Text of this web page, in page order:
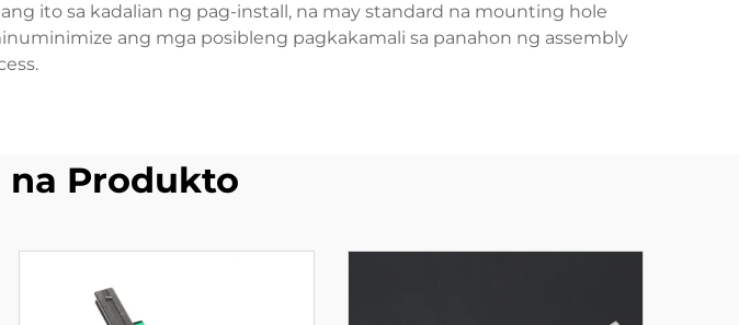
ito sa kadalian ng pag-install, na may standard na mounting hole
ang mga posibleng pagkakamali sa panahon ng assembly
na Produkto